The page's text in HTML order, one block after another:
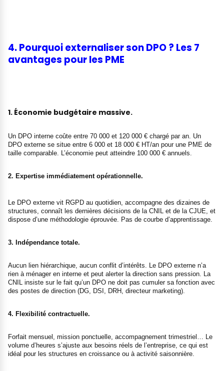
4. Pourquoi externaliser son DPO ? Les 7
avantages pour les PME
1. Économie budgétaire massive.
Un DPO interne coûte entre 70 000 et 120 000 € chargé par an. Un
DPO externe se situe entre 6 000 et 18 000 € HT/an pour une PME de
taille comparable. L’économie peut atteindre 100 000 € annuels.
2. Expertise immédiatement opérationnelle.
Le DPO externe vit RGPD au quotidien, accompagne des dizaines de
structures, connaît les dernières décisions de la CNIL et de la CJUE, et
dispose d’une méthodologie éprouvée. Pas de courbe d’apprentissage.
3. Indépendance totale.
Aucun lien hiérarchique, aucun conflit d’intérêts. Le DPO externe n’a
rien à ménager en interne et peut alerter la direction sans pression. La
CNIL insiste sur le fait qu’un DPO ne doit pas cumuler sa fonction avec
des postes de direction (DG, DSI, DRH, directeur marketing).
4. Flexibilité contractuelle.
Forfait mensuel, mission ponctuelle, accompagnement trimestriel… Le
volume d’heures s’ajuste aux besoins réels de l’entreprise, ce qui est
idéal pour les structures en croissance ou à activité saisonnière.